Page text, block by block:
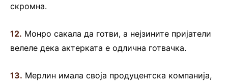
скромна.
12. Монро сакала да готви, а нејзините пријатели
велеле дека актерката е одлична готвачка.
13. Мерлин имала своја продуцентска компанија,